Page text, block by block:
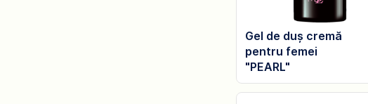
Gel de duș cremă
pentru femei
"PEARL"